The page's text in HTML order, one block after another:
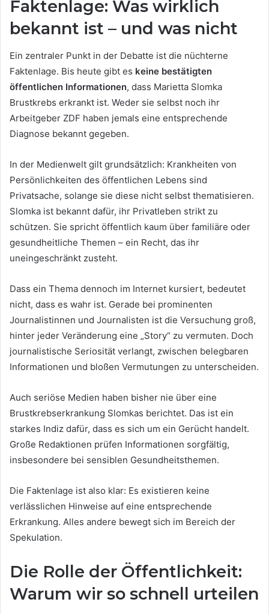
Faktenlage: Was wirklich
bekannt ist – und was nicht
Ein zentraler Punkt in der Debatte ist die nüchterne
Faktenlage. Bis heute gibt es keine bestätigten
öffentlichen Informationen, dass Marietta Slomka
Brustkrebs erkrankt ist. Weder sie selbst noch ihr
Arbeitgeber ZDF haben jemals eine entsprechende
Diagnose bekannt gegeben.
In der Medienwelt gilt grundsätzlich: Krankheiten von
Persönlichkeiten des öffentlichen Lebens sind
Privatsache, solange sie diese nicht selbst thematisieren.
Slomka ist bekannt dafür, ihr Privatleben strikt zu
schützen. Sie spricht öffentlich kaum über familiäre oder
gesundheitliche Themen – ein Recht, das ihr
uneingeschränkt zusteht.
Dass ein Thema dennoch im Internet kursiert, bedeutet
nicht, dass es wahr ist. Gerade bei prominenten
Journalistinnen und Journalisten ist die Versuchung groß,
hinter jeder Veränderung eine „Story“ zu vermuten. Doch
journalistische Seriosität verlangt, zwischen belegbaren
Informationen und bloßen Vermutungen zu unterscheiden.
Auch seriöse Medien haben bisher nie über eine
Brustkrebserkrankung Slomkas berichtet. Das ist ein
starkes Indiz dafür, dass es sich um ein Gerücht handelt.
Große Redaktionen prüfen Informationen sorgfältig,
insbesondere bei sensiblen Gesundheitsthemen.
Die Faktenlage ist also klar: Es existieren keine
verlässlichen Hinweise auf eine entsprechende
Erkrankung. Alles andere bewegt sich im Bereich der
Spekulation.
Die Rolle der Öffentlichkeit:
Warum wir so schnell urteilen